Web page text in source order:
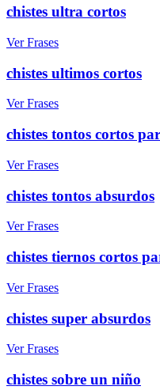
chistes ultra cortos
Ver Frases
chistes ultimos cortos
Ver Frases
chistes tontos cortos
Ver Frases
chistes tontos absurdos
Ver Frases
chistes tiernos cortos
Ver Frases
chistes super absurdos
Ver Frases
chistes sobre un niño